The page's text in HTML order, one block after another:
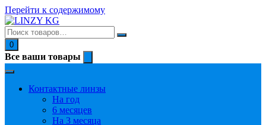
Перейти к содержимому
0
Все ваши товары
Контактные линзы
На год
6 месяцев
На 3 месяца